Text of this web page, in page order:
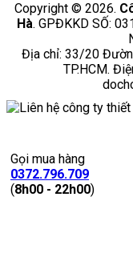
Copyright © 2026.
Hà. GPĐKKD SỐ:
Địa chỉ: 33/20
TP.HCM.
Gọi mua hàng
0372.796.709
(8h00 - 22h00)